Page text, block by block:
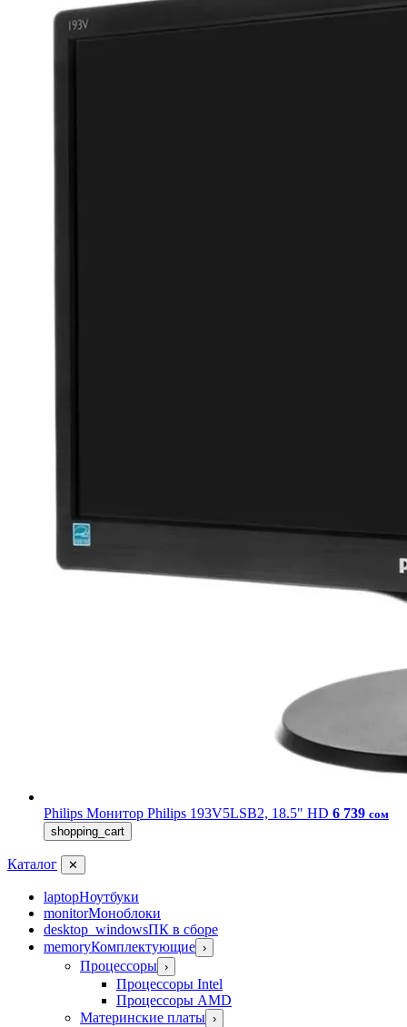
Philips Монитор Philips 193V5LSB2, 18.5" HD 6 739 сом
shopping_cart
Каталог ✕
laptopНоутбуки
monitorМоноблоки
desktop_windowsПК в сборе
memoryКомплектующие ›
Процессоры ›
Процессоры Intel
Процессоры AMD
Материнские платы ›